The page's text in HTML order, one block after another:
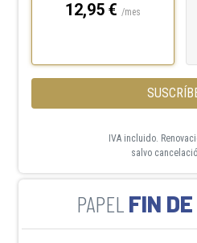
12,95 € /mes
IVA incluido.
salvo
FIN